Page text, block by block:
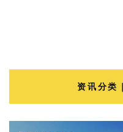
资讯分类